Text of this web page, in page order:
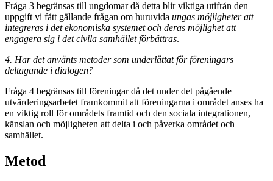
Fråga 3 begränsas till ungdomar då detta blir viktiga utifrån den
uppgift vi fått gällande frågan om huruvida ungas möjligheter att
integreras i det ekonomiska systemet och deras möjlighet att
engagera sig i det civila samhället förbättras.
4. Har det använts metoder som underlättat för föreningars
deltagande i dialogen?
Fråga 4 begränsas till föreningar då det under det pågående
utvärderingsarbetet framkommit att föreningarna i området anses ha
en viktig roll för områdets framtid och den sociala integrationen,
känslan och möjligheten att delta i och påverka området och
samhället.
Metod